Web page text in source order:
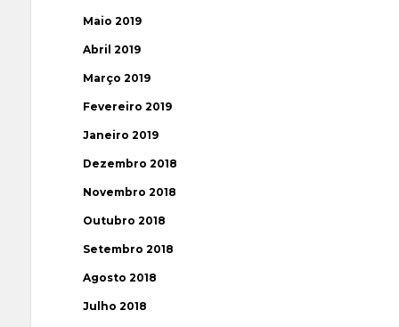
Maio 2019
Abril 2019
Março 2019
Fevereiro 2019
Janeiro 2019
Dezembro 2018
Novembro 2018
Outubro 2018
Setembro 2018
Agosto 2018
Julho 2018